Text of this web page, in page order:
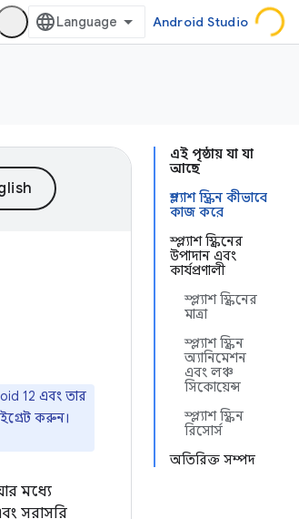
Android Studio
এই পৃষ্ঠায় যা যা
আছে
স্প্ল্যাশ স্ক্রিন কীভাবে
কাজ করে
স্প্ল্যাশ স্ক্রিনের
উপাদান এবং
কার্যপ্রণালী
স্প্ল্যাশ স্ক্রিনের
মাত্রা
স্প্ল্যাশ স্ক্রিন
অ্যানিমেশন
এবং লঞ্চ
সিকোয়েন্স
স্প্ল্যাশ স্ক্রিন
রিসোর্স
অতিরিক্ত সম্পদ
12 এবং তার
করুন।
মধ্যে
সরাসরি